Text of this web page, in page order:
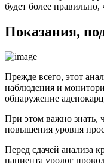
будет более
Показания,
Прежде всего, этот
наблюдения и
обнаружение
При этом важно знать,
повышения уровня
Перед сдачей анализа
пациента уролог